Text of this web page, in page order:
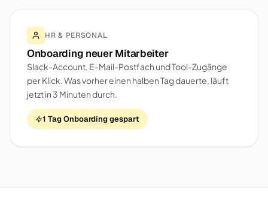
HR & PERSONAL
Onboarding neuer Mitarbeiter
Slack-Account, E-Mail-Postfach und Tool-Zugänge
per Klick. Was vorher einen halben Tag dauerte, läuft
jetzt in 3 Minuten durch.
1 Tag Onboarding gespart